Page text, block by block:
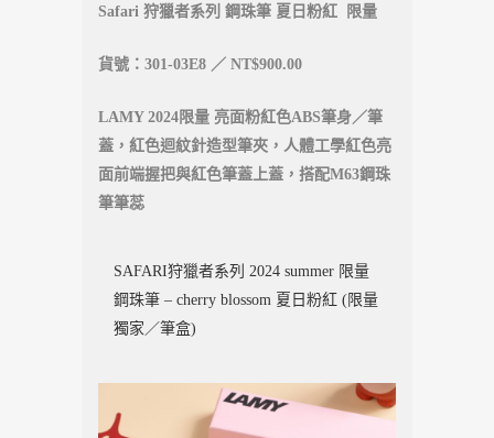
Safari 狩獵者系列 鋼珠筆 夏日粉紅 限量
貨號：301-03E8 ／ NT$900.00
LAMY 2024限量 亮面粉紅色ABS筆身／筆
蓋，紅色迴紋針造型筆夾，人體工學紅色亮
面前端握把與紅色筆蓋上蓋，搭配M63鋼珠
筆筆蕊
SAFARI狩獵者系列 2024 summer 限量
鋼珠筆 – cherry blossom 夏日粉紅 (限量
獨家／筆盒)